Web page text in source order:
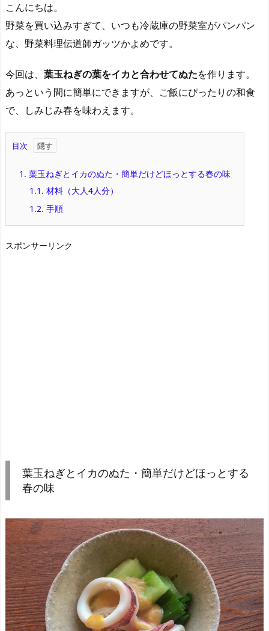
こんにちは。
野菜を買い込みすぎて、いつも冷蔵庫の野菜室がパンパン
な、野菜料理伝道師ガッツかよめです。
今回は、 葉玉ねぎの葉をイカと合わせてぬたを作ります。
あっという間に簡単にできますが、ご飯にぴったりの和食
で、しみじみ春を味わえます。
目次
1. 葉玉ねぎとイカのぬた・簡単だけどほっとする春の味
1.1. 材料（大人4人分）
1.2. 手順
スポンサーリンク
葉玉ねぎとイカのぬた・簡単だけどほっとする
春の味